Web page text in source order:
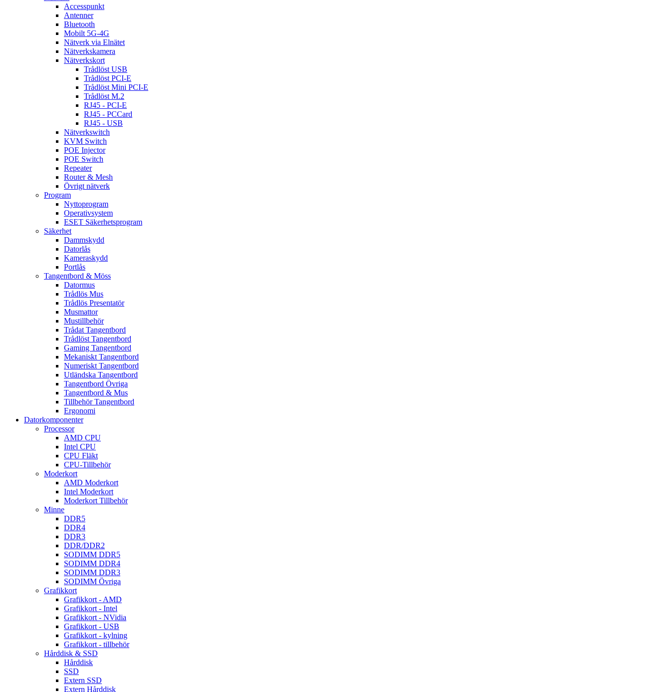
Accesspunkt
Antenner
Bluetooth
Mobilt 5G-4G
Nätverk via Elnätet
Nätverkskamera
Nätverkskort
Trådlöst USB
Trådlöst PCI-E
Trådlöst Mini PCI-E
Trådlöst M.2
RJ45 - PCI-E
RJ45 - PCCard
RJ45 - USB
Nätverkswitch
KVM Switch
POE Injector
POE Switch
Repeater
Router & Mesh
Övrigt nätverk
Program
Nyttoprogram
Operativsystem
ESET Säkerhetsprogram
Säkerhet
Dammskydd
Datorlås
Kameraskydd
Portlås
Tangentbord & Möss
Datormus
Trådlös Mus
Trådlös Presentatör
Musmattor
Mustillbehör
Trådat Tangentbord
Trådlöst Tangentbord
Gaming Tangentbord
Mekaniskt Tangentbord
Numeriskt Tangentbord
Utländska Tangentbord
Tangentbord Övriga
Tangentbord & Mus
Tillbehör Tangentbord
Ergonomi
Datorkomponenter
Processor
AMD CPU
Intel CPU
CPU Fläkt
CPU-Tillbehör
Moderkort
AMD Moderkort
Intel Moderkort
Moderkort Tillbehör
Minne
DDR5
DDR4
DDR3
DDR/DDR2
SODIMM DDR5
SODIMM DDR4
SODIMM DDR3
SODIMM Övriga
Grafikkort
Grafikkort - AMD
Grafikkort - Intel
Grafikkort - NVidia
Grafikkort - USB
Grafikkort - kylning
Grafikkort - tillbehör
Hårddisk & SSD
Hårddisk
SSD
Extern SSD
Extern Hårddisk